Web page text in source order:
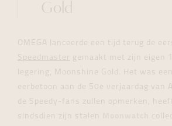
Gold
OMEGA lanceerde een tijd terug de
Speedmaster gemaakt met zijn eigen
legering, Moonshine Gold. Het was
eerbetoon aan de 50e verjaardag van
de Speedy-fans zullen opmerken, heeft
sindsdien zijn stalen